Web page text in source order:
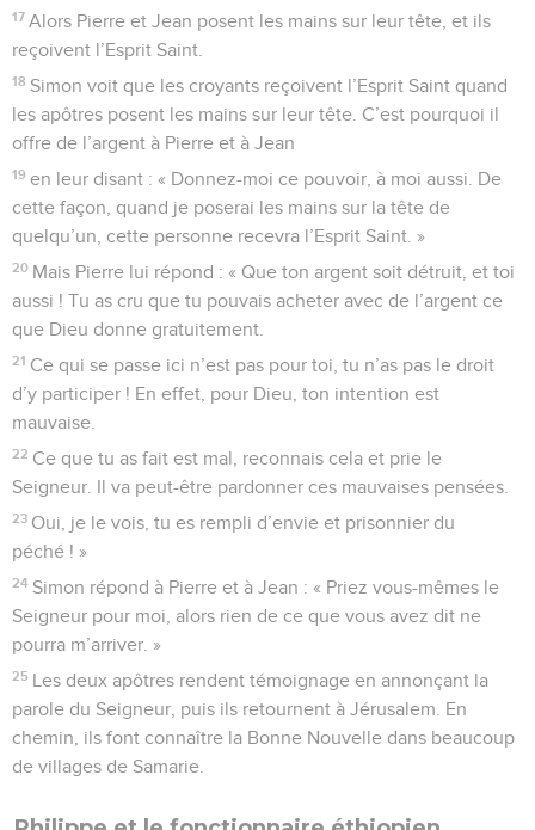
17 Alors Pierre et Jean posent les mains sur leur tête, et ils
reçoivent l’Esprit Saint.
18 Simon voit que les croyants reçoivent l’Esprit Saint quand
les apôtres posent les mains sur leur tête. C’est pourquoi il
offre de l’argent à Pierre et à Jean
19 en leur disant : « Donnez-moi ce pouvoir, à moi aussi. De
cette façon, quand je poserai les mains sur la tête de
quelqu’un, cette personne recevra l’Esprit Saint. »
20 Mais Pierre lui répond : « Que ton argent soit détruit, et toi
aussi ! Tu as cru que tu pouvais acheter avec de l’argent ce
que Dieu donne gratuitement.
21 Ce qui se passe ici n’est pas pour toi, tu n’as pas le droit
d’y participer ! En effet, pour Dieu, ton intention est
mauvaise.
22 Ce que tu as fait est mal, reconnais cela et prie le
Seigneur. Il va peut-être pardonner ces mauvaises pensées.
23 Oui, je le vois, tu es rempli d’envie et prisonnier du
péché ! »
24 Simon répond à Pierre et à Jean : « Priez vous-mêmes le
Seigneur pour moi, alors rien de ce que vous avez dit ne
pourra m’arriver. »
25 Les deux apôtres rendent témoignage en annonçant la
parole du Seigneur, puis ils retournent à Jérusalem. En
chemin, ils font connaître la Bonne Nouvelle dans beaucoup
de villages de Samarie.